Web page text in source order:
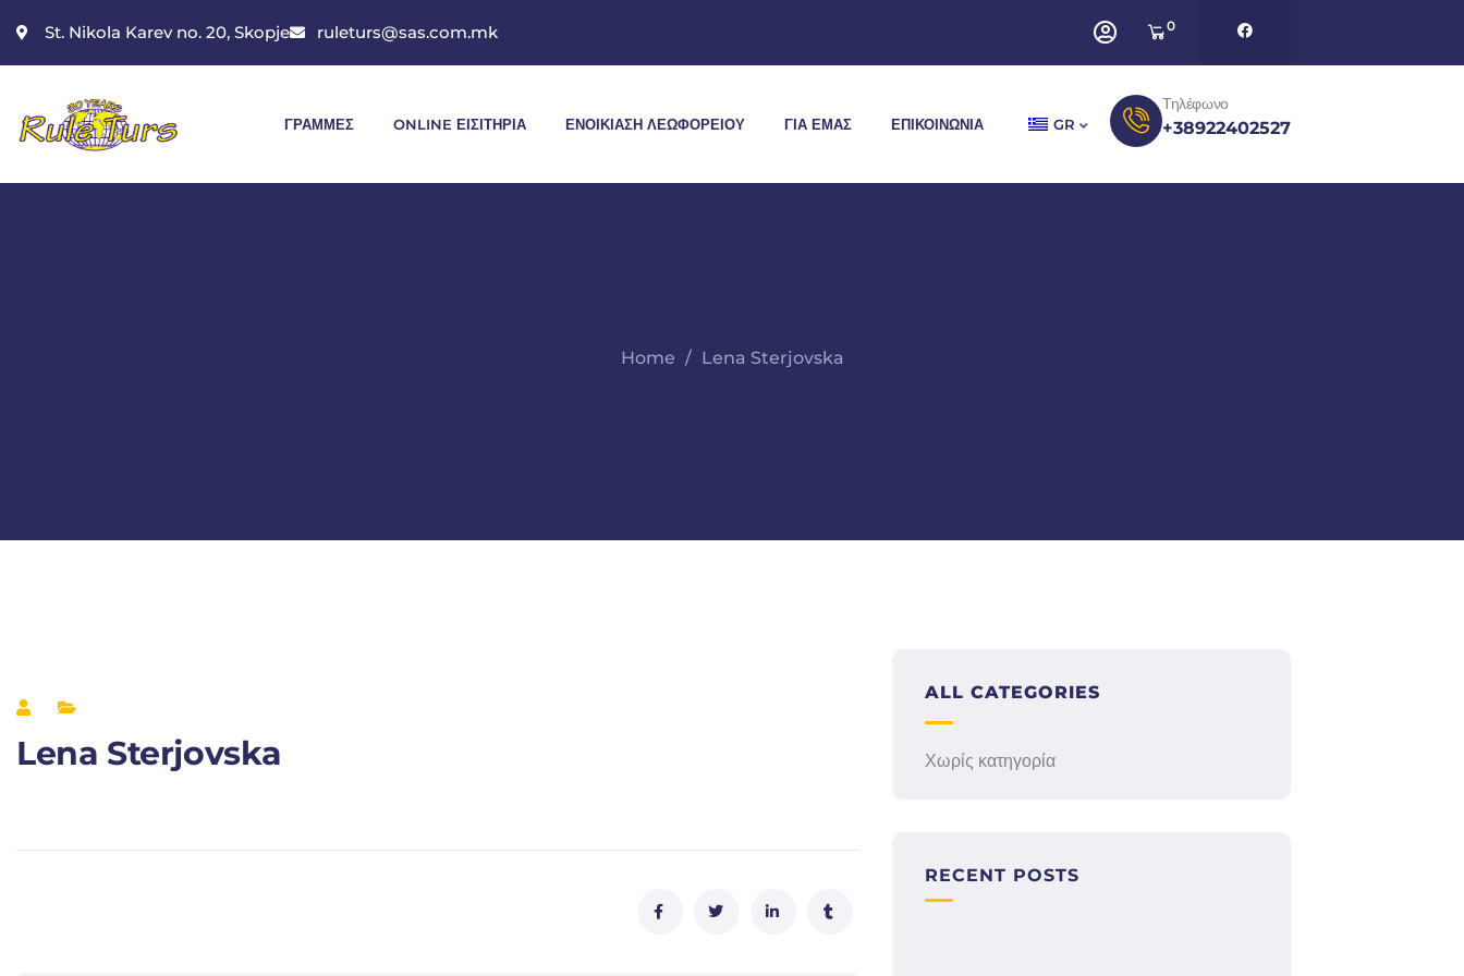
St. Nikola Karev no. 20, Skopje ruleturs@sas.com.mk 0
ΓΡΑΜΜΈΣ ONLINE ΕΙΣΙΤΉΡΙΑ ΕΝΟΙΚΊΑΣΗ ΛΕΩΦΟΡΕΊΟΥ ΓΙΑ ΕΜΆΣ ΕΠΙΚΟΙΝΩΝΊΑ GR
Τηλέφωνο
+38922402527
Home Lena Sterjovska
Lena Sterjovska
ALL CATEGORIES
Χωρίς κατηγορία
RECENT POSTS